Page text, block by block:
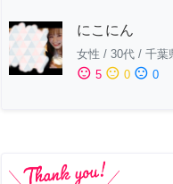
にこにん
女性 / 30代 / 千葉
sentiment_satisfied 5 sentiment_neutral 0 sentiment_dissatisfied 0